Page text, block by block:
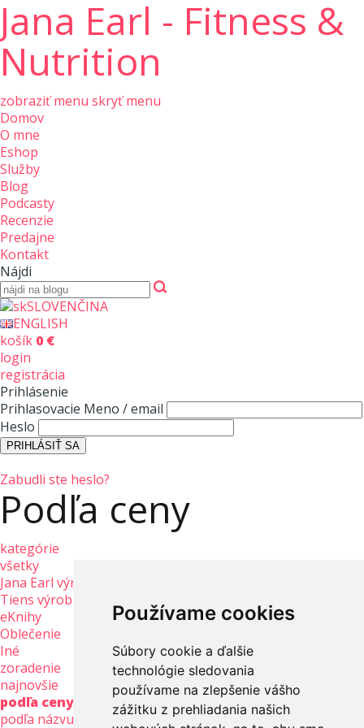
Používame cookies
Súbory cookie a ďalšie
technológie sledovania
používame na zlepšenie vášho
zážitku z prehliadania našich
Jana Earl - Fitness &
Nutrition
zobraziť menu skryť menu
Domov
O mne
Eshop
Služby
Blog
Podcasty
Recenzie
Predajne
Kontakt
Nájdi
SLOVENČINA
ENGLISH
košík 0 €
login
registrácia
Prihlásenie
Prihlasovacie Meno / email
Heslo
Zabudli ste heslo?
Podľa ceny
kategórie
všetky
Jana Earl výrobky
Tiens výrobky
eKnihy
Oblečenie
Iné
zoradenie
najnovšie
podľa ceny
podľa názvu